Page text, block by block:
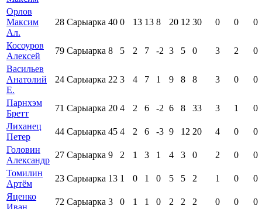
Орлов
Максим
Ал.
28 Сарыарка 40 0 13 13 8 20 12 30 0 0 0
Косоуров
Алексей
79 Сарыарка 8 5 2 7 -2 3 5 0 3 2
0
Васильев
Анатолий
Е.
24 Сарыарка 22 3 4 7 1 9 8 8 3 0 0
Парнхэм
Бретт
71 Сарыарка 20 4 2 6 -2 6 8 33 3 1
0
Лиханец
Петер
44 Сарыарка 45 4 2 6 -3 9 12 20 4 0
0
Головин
Александр
27 Сарыарка 9 2 1 3 1 4 3 0 2 0
0
Томилин
Артём
23 Сарыарка 13 1 0 1 0 5 5 2 1 0
0
Яценко
72 Сарыарка 3 0 1 1 0 2 2 2 0 0
0